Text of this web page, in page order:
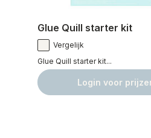
Glue Quill starter kit
Vergelijk
Glue Quill starter kit...
Login voor